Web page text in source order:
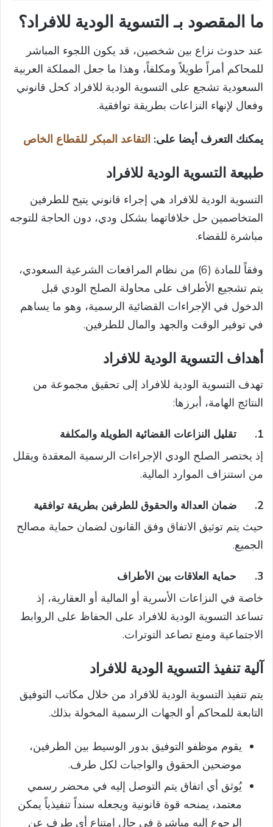
ما المقصود بـ التسوية الودية للافراد؟​
عند حدوث نزاع بين شخصين، قد يكون اللجوء المباشر
للمحاكم أمراً طويلاً ومكلفاً، وهذا ما جعل المملكة العربية
السعودية تشجع على التسوية الودية للافراد كحل قانوني
وفعال لإنهاء النزاعات بطريقة توافقية.
يمكنك التعرف أيضا على: التقاعد المبكر للقطاع الخاص​
طبيعة التسوية الودية للافراد
التسوية الودية للافراد هي إجراء قانوني يتيح للطرفين
المتخاصمين حل خلافاتهما بشكل ودي، دون الحاجة للتوجه
مباشرة للقضاء.
وفقاً للمادة (6) من نظام المرافعات الشرعية السعودي،
يتم تشجيع الأطراف على محاولة الصلح الودي قبل
الدخول في الإجراءات القضائية الرسمية، وهو ما يساهم
في توفير الوقت والجهد والمال للطرفين.
أهداف التسوية الودية للافراد
تهدف التسوية الودية للافراد إلى تحقيق مجموعة من
النتائج الهامة، أبرزها:
1. تقليل النزاعات القضائية الطويلة والمكلفة
إذ يختصر الصلح الودي الإجراءات الرسمية المعقدة ويقلل
من استنزاف الموارد المالية.
2. ضمان العدالة والحقوق للطرفين بطريقة توافقية
حيث يتم توثيق الاتفاق وفق القانون لضمان حماية مصالح
الجميع.
3. حماية العلاقات بين الأطراف
خاصة في النزاعات الأسرية أو المالية أو العقارية، إذ
تساعد التسوية الودية للافراد على الحفاظ على الروابط
الاجتماعية ومنع تصاعد التوترات.
آلية تنفيذ التسوية الودية للافراد
يتم تنفيذ التسوية الودية للافراد من خلال مكاتب التوفيق
التابعة للمحاكم أو الجهات الرسمية المخولة بذلك.
يقوم موظفو التوفيق بدور الوسيط بين الطرفين،
موضحين الحقوق والواجبات لكل طرف.
يُوثق أي اتفاق يتم التوصل إليه في محضر رسمي
معتمد، يمنحه قوة قانونية ويجعله سنداً تنفيذياً يمكن
الرجوع إليه مباشرة في حال امتناع أي طرف عن